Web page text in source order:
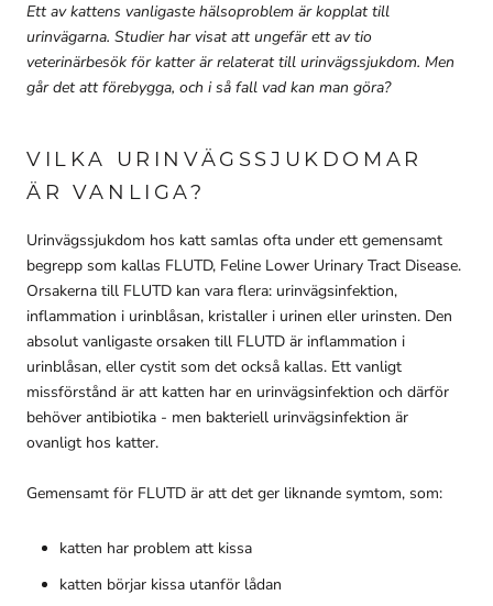
Ett av kattens vanligaste hälsoproblem är kopplat till
urinvägarna. Studier har visat att ungefär ett av tio
veterinärbesök för katter är relaterat till urinvägssjukdom. Men
går det att förebygga, och i så fall vad kan man göra?
VILKA URINVÄGSSJUKDOMAR
ÄR VANLIGA?
Urinvägssjukdom hos katt samlas ofta under ett gemensamt
begrepp som kallas FLUTD, Feline Lower Urinary Tract Disease.
Orsakerna till FLUTD kan vara flera: urinvägsinfektion,
inflammation i urinblåsan, kristaller i urinen eller urinsten. Den
absolut vanligaste orsaken till FLUTD är inflammation i
urinblåsan, eller cystit som det också kallas. Ett vanligt
missförstånd är att katten har en urinvägsinfektion och därför
behöver antibiotika - men bakteriell urinvägsinfektion är
ovanligt hos katter.
Gemensamt för FLUTD är att det ger liknande symtom, som:
katten har problem att kissa
katten börjar kissa utanför lådan